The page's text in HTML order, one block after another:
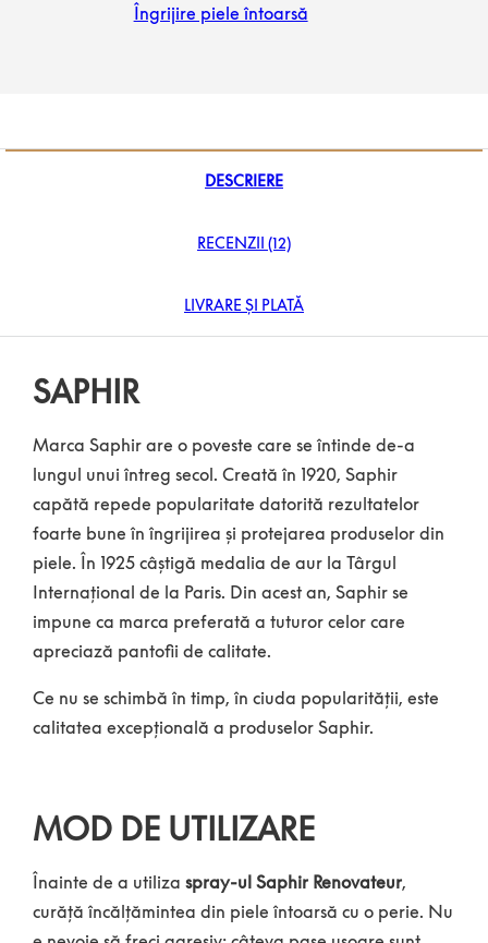
Îngrijire piele întoarsă
DESCRIERE
RECENZII (12)
LIVRARE ȘI PLATĂ
SAPHIR
Marca Saphir are o poveste care se întinde de-a
lungul unui întreg secol. Creată în 1920, Saphir
capătă repede popularitate datorită rezultatelor
foarte bune în îngrijirea și protejarea produselor din
piele. În 1925 câștigă medalia de aur la Târgul
Internațional de la Paris. Din acest an, Saphir se
impune ca marca preferată a tuturor celor care
apreciază pantofii de calitate.
Ce nu se schimbă în timp, în ciuda popularității, este
calitatea excepțională a produselor Saphir.
MOD DE UTILIZARE
Înainte de a utiliza spray-ul Saphir Renovateur,
curăță încălțămintea din piele întoarsă cu o perie. Nu